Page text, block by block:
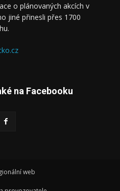
o plánovaných akcích v
jiné přinesli přes 1700
na Facebooku
web